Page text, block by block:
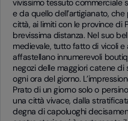
vivissimo tessuto commerciale
e da quello dell’artigianato,
città, ai limiti con le province di
brevissima distanza. Nel suo
medievale, tutto fatto di vicoli
affastellano innumerevoli
negozi delle maggiori catene
ogni ora del giorno.
Prato di un giorno solo o
una città vivace, dalla
degna di capoluoghi